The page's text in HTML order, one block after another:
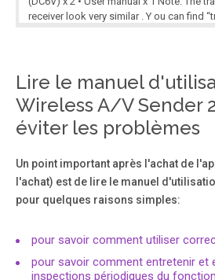
receiver look very similar . Y ou can find
Page 3
2 Setting Up Before you make the
channel by pressing the select button on
transmitter and the receiver to the same
Page 4
3 Note 1: If the A/V equipment has onl y
single audio output jack. 1.2 Power
of the provided powe r adaptor into a
other end into the rear of the transmitter .
Lire le manuel
Wireless A/V Sender
éviter les problèmes
Un point important après l'achat de
l'achat) est de lire le manuel
pour quelques raisons simples:
pour savoir comment utiliser
pour savoir comment entretenir et
inspections périodiques du